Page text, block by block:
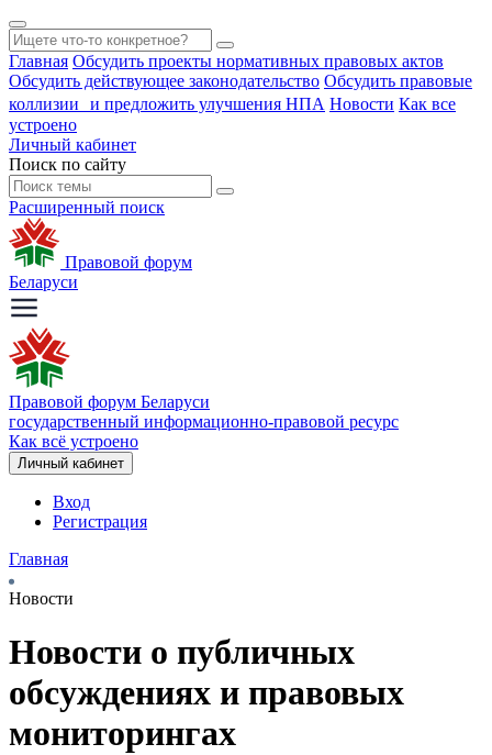
Главная Обсудить проекты нормативных правовых актов
Обсудить действующее законодательство Обсудить правовые
коллизии и предложить улучшения НПА Новости Как все
устроено
Личный кабинет
Поиск по сайту
Расширенный поиск
Правовой форум
Беларуси
Правовой форум Беларуси
государственный информационно-правовой ресурс
Как всё устроено
Личный кабинет
Вход
Регистрация
Главная
Новости
Новости о публичных
обсуждениях и правовых
мониторингах